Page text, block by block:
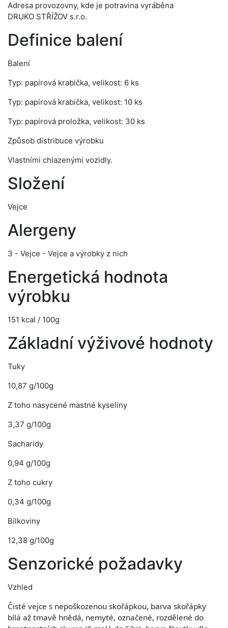
Adresa provozovny, kde je potravina vyráběna
DRUKO STŘÍŽOV s.r.o.
Definice balení
Balení
Typ: papírová krabička, velikost: 6 ks
Typ: papírová krabička, velikost: 10 ks
Typ: papírová proložka, velikost: 30 ks
Způsob distribuce výrobku
Vlastními chlazenými vozidly.
Složení
Vejce
Alergeny
3 - Vejce - Vejce a výrobky z nich
Energetická hodnota
výrobku
151 kcal / 100g
Základní výživové hodnoty
Tuky
10,87 g/100g
Z toho nasycené mastné kyseliny
3,37 g/100g
Sacharidy
0,94 g/100g
Z toho cukry
0,34 g/100g
Bílkoviny
12,38 g/100g
Senzorické požadavky
Vzhled
Čisté vejce s nepoškozenou skořápkou, barva skořápky
bílá až tmavě hnědá, nemyté, označené, rozdělené do